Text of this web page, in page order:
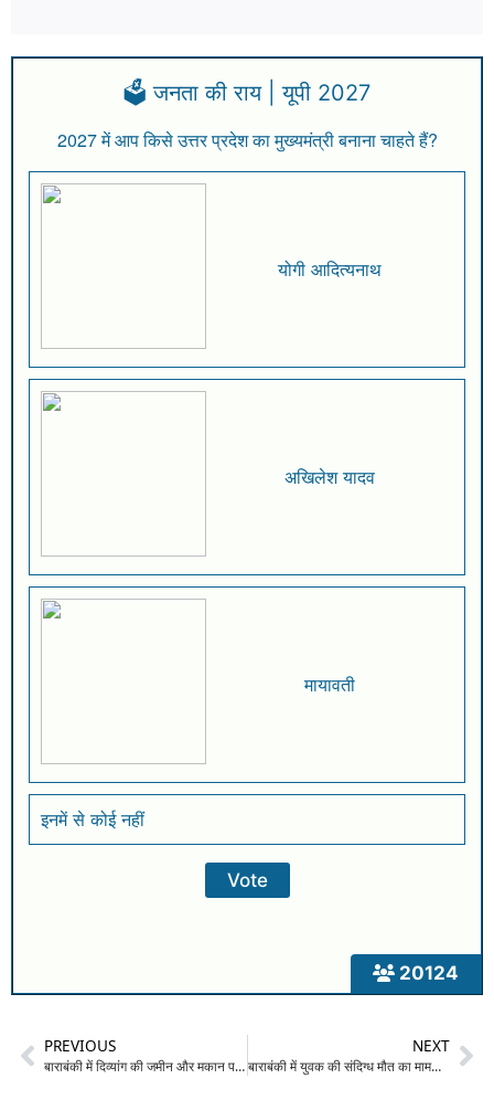
20124
🗳️ जनता की राय | यूपी 2027
2027 में आप किसे उत्तर प्रदेश का मुख्यमंत्री बनाना चाहते हैं?
योगी आदित्यनाथ
अखिलेश यादव
मायावती
इनमें से कोई नहीं
PREVIOUS
बाराबंकी में दिव्यांग की जमीन और मकान पर कब्जे का प्रयास: विरोध करने पर मारपीट, जान से मारने की धमकी; प्रशासन से लगाई न्याय की गुहार
NEXT
बाराबंकी में युवक की संदिग्ध मौत का मामला: पिता ने पत्नी समेत कई लोगों पर लगाया हत्या का आरोप, मुख्यमंत्री और DGP से लगाई न्याय की गुहार